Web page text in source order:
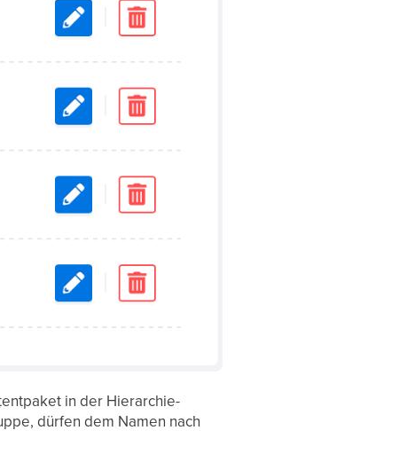
in der Hierarchie-
dürfen dem Namen nach